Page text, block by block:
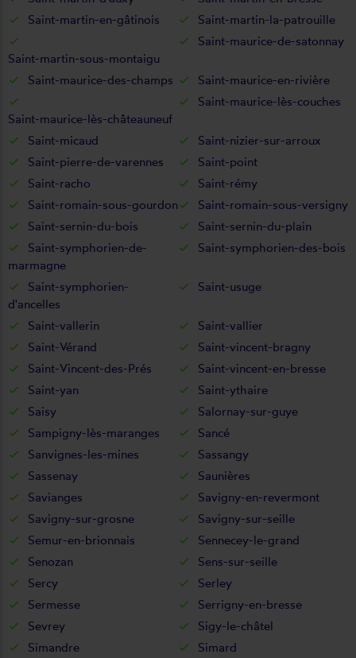
Saint-martin-en-gâtinois
Saint-martin-la-patrouille
Saint-martin-sous-montaigu
Saint-maurice-de-satonnay
Saint-maurice-des-champs Saint-maurice-en-rivière
Saint-maurice-lès-châteauneuf
Saint-maurice-lès-couches
Saint-micaud
Saint-nizier-sur-arroux
Saint-pierre-de-varennes
Saint-point
Saint-racho
Saint-rémy
Saint-romain-sous-gourdon
Saint-romain-sous-versigny
Saint-sernin-du-bois
Saint-sernin-du-plain
Saint-symphorien-de-
marmagne
Saint-symphorien-des-bois
Saint-symphorien-
d'ancelles
Saint-usuge
Saint-vallerin
Saint-vallier
Saint-Vérand
Saint-vincent-bragny
Saint-Vincent-des-Prés
Saint-vincent-en-bresse
Saint-yan
Saint-ythaire
Saisy
Salornay-sur-guye
Sampigny-lès-maranges
Sancé
Sanvignes-les-mines
Sassangy
Sassenay
Saunières
Savianges
Savigny-en-revermont
Savigny-sur-grosne
Savigny-sur-seille
Semur-en-brionnais
Sennecey-le-grand
Senozan
Sens-sur-seille
Sercy
Serley
Sermesse
Serrigny-en-bresse
Sevrey
Sigy-le-châtel
Simandre
Simard